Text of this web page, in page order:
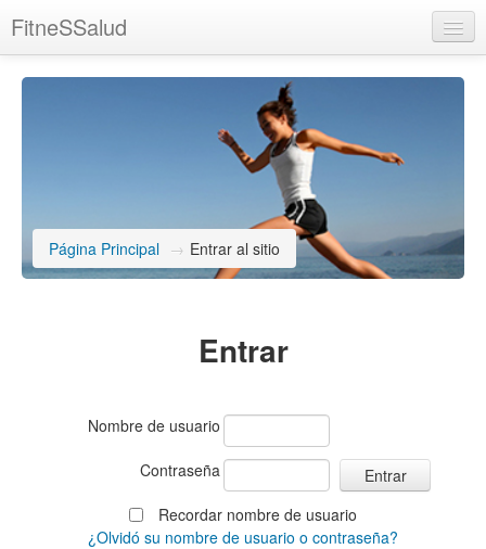
FitneSSalud
Página Principal → Entrar al sitio
Entrar
Nombre de usuario
Contraseña
Recordar nombre de usuario
¿Olvidó su nombre de usuario o contraseña?